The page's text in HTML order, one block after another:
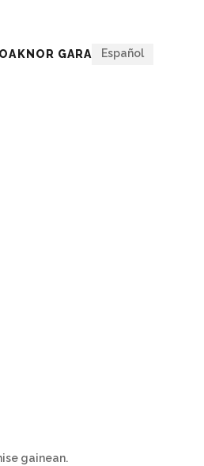
NOR GARA Español
gainean.
Itxi